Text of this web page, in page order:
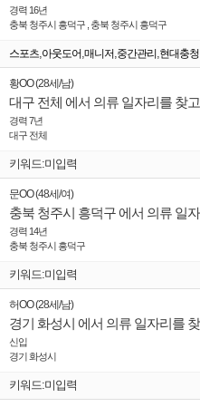
경력 16년
충북 청주시 흥덕구 , 충북 청주시 흥덕구
스포츠,아웃도어,매니저,중간관리 ,현대충청
황OO(28세 /남)
경력 7년
대구 전체
키워드:미입력
문OO(48세 /여)
경력 14년
충북 청주시 흥덕구
키워드:미입력
허OO(28세 /남)
신입
경기 화성시
키워드:미입력